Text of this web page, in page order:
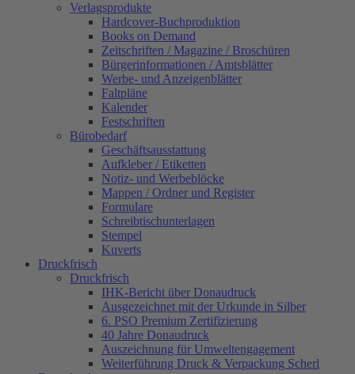
Verlagsprodukte
Hardcover-Buchproduktion
Books on Demand
Zeitschriften / Magazine / Broschüren
Bürgerinformationen / Amtsblätter
Werbe- und Anzeigenblätter
Faltpläne
Kalender
Festschriften
Bürobedarf
Geschäftsausstattung
Aufkleber / Etiketten
Notiz- und Werbeblöcke
Mappen / Ordner und Register
Formulare
Schreibtischunterlagen
Stempel
Kuverts
Druckfrisch
Druckfrisch
IHK-Bericht über Donaudruck
Ausgezeichnet mit der Urkunde in Silber
6. PSO Premium Zertifizierung
40 Jahre Donaudruck
Auszeichnung für Umweltengagement
Weiterführung Druck & Verpackung Scherl